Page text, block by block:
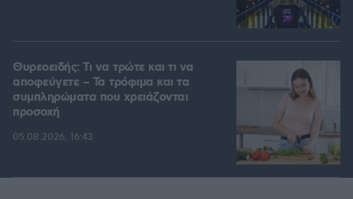
Θυρεοειδής: Τι να τρώτε και τι να
αποφεύγετε – Τα τρόφιμα και τα
συμπληρώματα που χρειάζονται
προσοχή
05.08.2026, 16:43